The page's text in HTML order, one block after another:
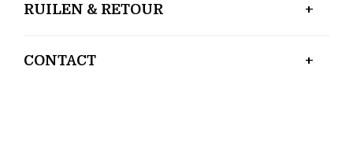
RUILEN & RETOUR
CONTACT